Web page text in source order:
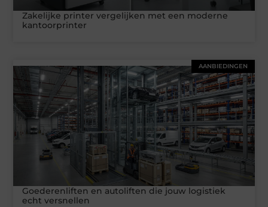
Zakelijke printer vergelijken met een moderne
kantoorprinter
AANBIEDINGEN
Goederenliften en autoliften die jouw logistiek
echt versnellen